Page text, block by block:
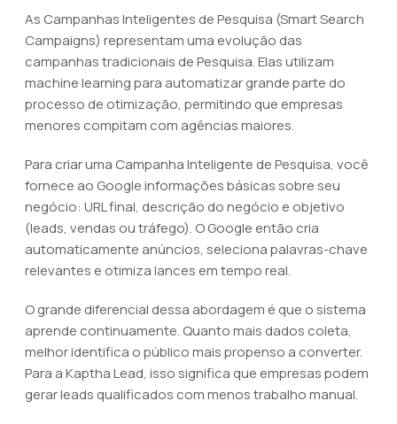
As Campanhas Inteligentes de Pesquisa (Smart Search
Campaigns) representam uma evolução das
campanhas tradicionais de Pesquisa. Elas utilizam
machine learning para automatizar grande parte do
processo de otimização, permitindo que empresas
menores compitam com agências maiores.
Para criar uma Campanha Inteligente de Pesquisa, você
fornece ao Google informações básicas sobre seu
negócio: URL final, descrição do negócio e objetivo
(leads, vendas ou tráfego). O Google então cria
automaticamente anúncios, seleciona palavras-chave
relevantes e otimiza lances em tempo real.
O grande diferencial dessa abordagem é que o sistema
aprende continuamente. Quanto mais dados coleta,
melhor identifica o público mais propenso a converter.
Para a Kaptha Lead, isso significa que empresas podem
gerar leads qualificados com menos trabalho manual.